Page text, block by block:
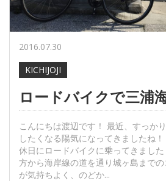
2016.07.30
KICHIJOJI
ロードバイクで三浦
こんにちは渡辺です！ 最近、すっか
したくなる陽気になってきましたね
休日にロードバイクに乗ってきまし
方から海岸線の道を通り城ヶ島まで
が気持ちよく、のどか...